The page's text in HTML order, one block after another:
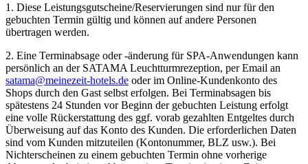
1. Diese Leistungsgutscheine/Reservierungen sind nur für den
gebuchten Termin gültig und können auf andere Personen
übertragen werden.
2. Eine Terminabsage oder -änderung für SPA-Anwendungen kann
persönlich an der SATAMA Leuchtturmrezeption, per Email an
satama@meinezeit-hotels.de oder im Online-Kundenkonto des
Shops durch den Gast selbst erfolgen. Bei Terminabsagen bis
spätestens 24 Stunden vor Beginn der gebuchten Leistung erfolgt
eine volle Rückerstattung des ggf. vorab gezahlten Entgeltes durch
Überweisung auf das Konto des Kunden. Die erforderlichen Daten
sind vom Kunden mitzuteilen (Kontonummer, BLZ usw.). Bei
Nichterscheinen zu einem gebuchten Termin ohne vorherige